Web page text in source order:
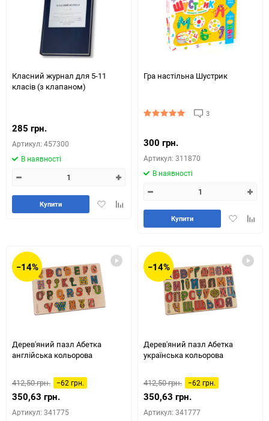
Класний журнал для 5-11
класів (з клапаном)
285 грн.
Артикул: 457300
В наявності
ДодатиДодайте
Купити
Гра настільна Шустрик
3
300 грн.
Артикул: 311870
В наявності
Додати
Купити
−14%
Дерев'яний пазл Абетка
англійська кольорова
412,50 грн. −62 грн.
350,63 грн.
Артикул: 341775
−14%
Дерев'яний пазл Абетка
українська кольорова
412,50 грн. −62 грн.
350,63 грн.
Артикул: 341777